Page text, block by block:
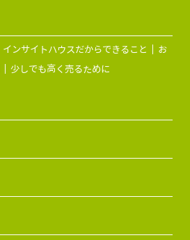
インサイトハウスだからできること
お
少しでも高く売るために